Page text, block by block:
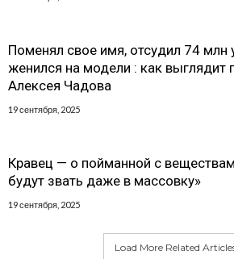
Поменял свое имя, отсудил 74 млн
женился на модели : как
Алексея Чадова
19 сентября, 2025
Кравец — о пойманной с
будут звать даже в массовку»
19 сентября, 2025
Load More Related